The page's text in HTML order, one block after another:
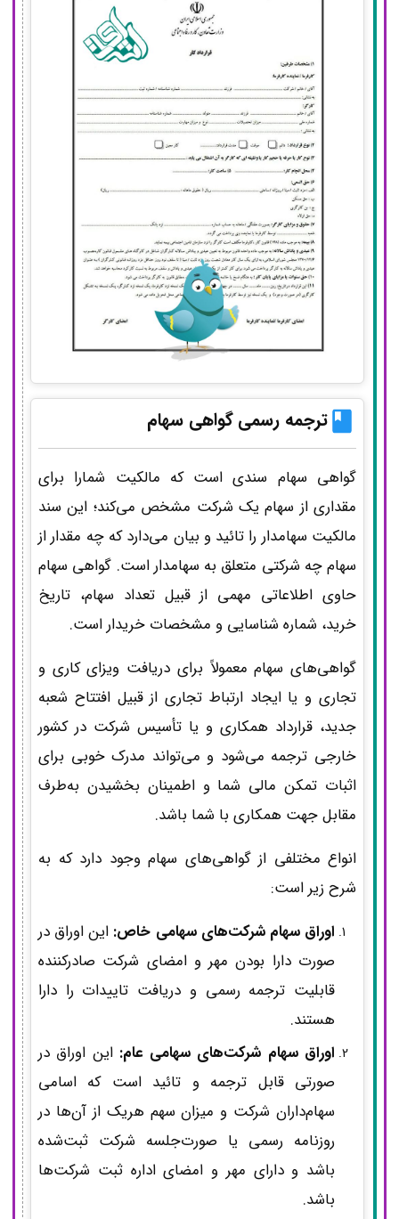
ترجمه رسمیگواهی سهام
گواهی سهام سندی است که مالکیت شمارا برای
مقداری از سهام یک شرکت مشخص می‌کند؛ این سند
مالکیت سهامدار را تائید و بیان می‌دارد که چه مقدار از
سهام چه شرکتی متعلق به سهامدار است. گواهی سهام
حاوی اطلاعاتی مهمی از قبیل تعداد سهام، تاریخ
خرید، شماره شناسایی و مشخصات خریدار است.
گواهی‌های سهام معمولاً برای دریافت ویزای کاری و
تجاری و یا ایجاد ارتباط تجاری از قبیل افتتاح شعبه
جدید، قرارداد همکاری و یا تأسیس شرکت در کشور
خارجی ترجمه می‌شود و می‌تواند مدرک خوبی برای
اثبات تمکن مالی شما و اطمینان بخشیدن به‌طرف
مقابل جهت همکاری با شما باشد.
انواع مختلفی از گواهی‌های سهام وجود دارد که به
شرح زیر است:
اوراق سهام شرکت‌های سهامی خاص: این اوراق در
صورت دارا بودن مهر و امضای شرکت صادرکننده
قابلیت ترجمه رسمی و دریافت تاییدات را دارا
هستند.
اوراق سهام شرکت‌های سهامی عام:این اوراق در
صورتی قابل ترجمه و تائید است که اسامی
سهام‌داران شرکت و میزان سهم هریک از آن‌ها در
روزنامه رسمی یا صورت‌جلسه شرکت ثبت‌شده
باشد و دارای مهر و امضای اداره ثبت شرکت‌ها
باشد.